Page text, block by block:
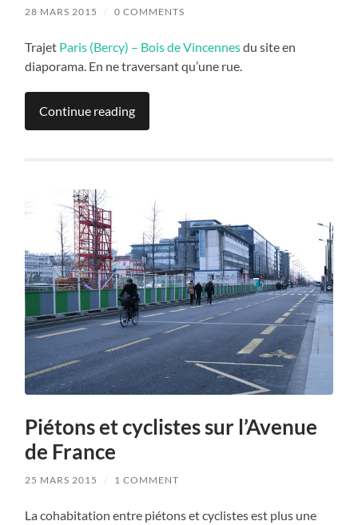
28 MARS 2015 / 0 COMMENTS
Trajet Paris (Bercy) – Bois de Vincennesdu site en
diaporama. En ne traversant qu’une rue.
Continue reading
Piétons et cyclistes sur l’Avenue
de France
25 MARS 2015 / 1 COMMENT
La cohabitation entre piétons et cyclistes est plus une